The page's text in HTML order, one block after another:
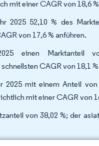
mit einer CAGR von 18,6
2025 52,10 % des
von 17,6 % anführen.
einen
CAGR von 18,1
2025 mit einem Anteil
mit einer CAGR von
von 38,02 %; der